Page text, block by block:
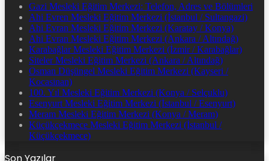
Gazi Mesleki Eğitim Merkezi: Telefon, Adres ve Bölümleri
Ahi Evren Mesleki Eğitim Merkezi (İstanbul / Sultangazi)
Ahi Evran Mesleki Eğitim Merkezi (Karatay / Konya)
Ahi Evran Mesleki Eğitim Merkezi (Ankara / Altındağ)
Karabağlar Mesleki Eğitim Merkezi (İzmir / Karabağlar)
Siteler Mesleki Eğitim Merkezi (Ankara / Altındağ)
Osman Düşüngel Mesleki Eğitim Merkezi (Kayseri /
Kocasinan)
100. Yıl Mesleki Eğitim Merkezi (Konya / Selçuklu)
Esenyurt Mesleki Eğitim Merkezi (İstanbul / Esenyurt)
Meram Mesleki Eğitim Merkezi (Konya / Meram)
Küçükçekmece Mesleki Eğitim Merkezi (İstanbul /
Küçükçekmece)
Son Yazılar